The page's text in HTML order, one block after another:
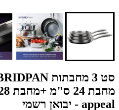
appeal - יבואן רשמי